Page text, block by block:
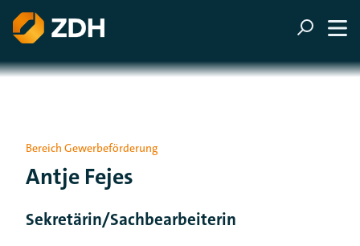
ZUM HAUPTINHALT SPRINGEN
ZUR SUCHE SPRINGEN
Bereich Gewerbeförderung
Antje Fejes
Sekretärin/Sachbearbeiterin